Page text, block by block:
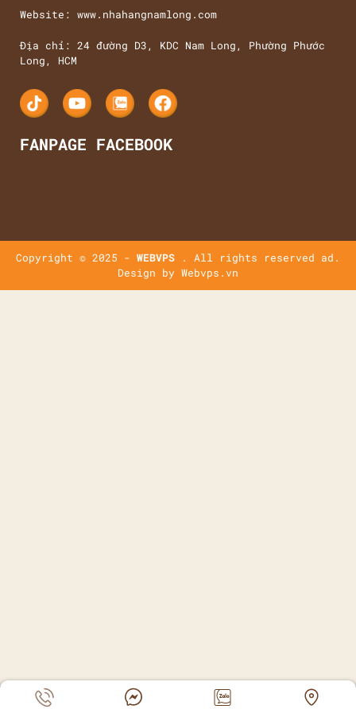
Website: www.nhahangnamlong.com
Địa chỉ: 24 đường D3, KDC Nam Long, Phường Phước
Long, HCM
FANPAGE FACEBOOK
Copyright © 2025 - WEBVPS . All rights reserved ad.
Design by Webvps.vn